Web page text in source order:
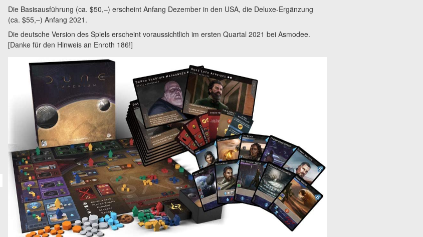
Die Basisausführung (ca. $50,–) erscheint Anfang Dezember in den USA, die Deluxe-Ergänzung
(ca. $55,–) Anfang 2021.
Die deutsche Version des Spiels erscheint voraussichtlich im ersten Quartal 2021 bei Asmodee.
[Danke für den Hinweis an Enroth 186!]